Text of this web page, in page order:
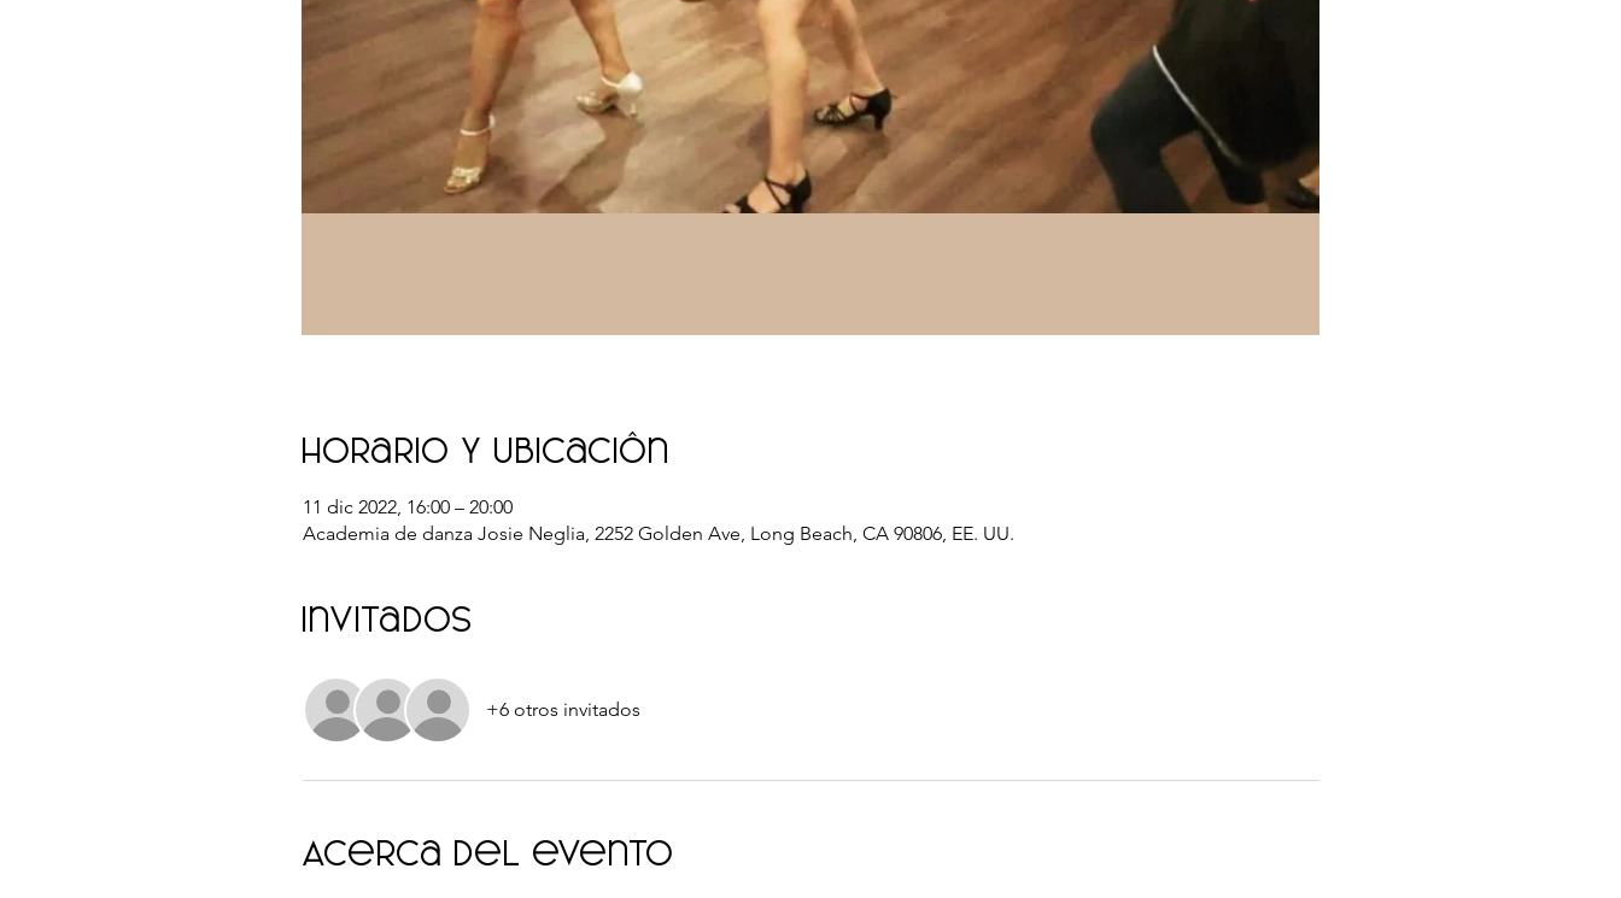
Horario y ubicación
11 dic 2022, 16:00 – 20:00
Academia de danza Josie Neglia, 2252 Golden Ave, Long Beach, CA 90806, EE. UU.
Invitados
+6 otros invitados
Acerca del evento